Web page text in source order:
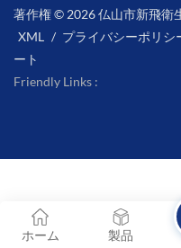
著作権 © 2026 仏山市新飛衛
XML / プライバシーポリシ
ート
Friendly Links :
ホーム 製品